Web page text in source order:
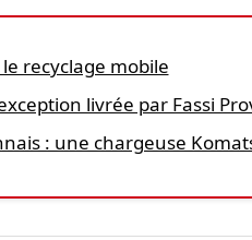
recyclage mobile
livrée par Fassi
: une chargeuse